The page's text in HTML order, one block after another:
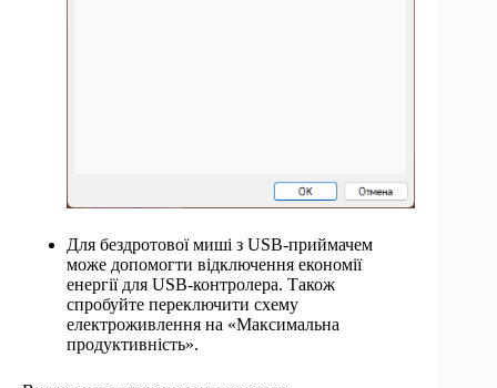
Для бездротової миші з USB-приймачем
може допомогти відключення економії
енергії для USB-контролера. Також
спробуйте переключити схему
електроживлення на «Максимальна
продуктивність».